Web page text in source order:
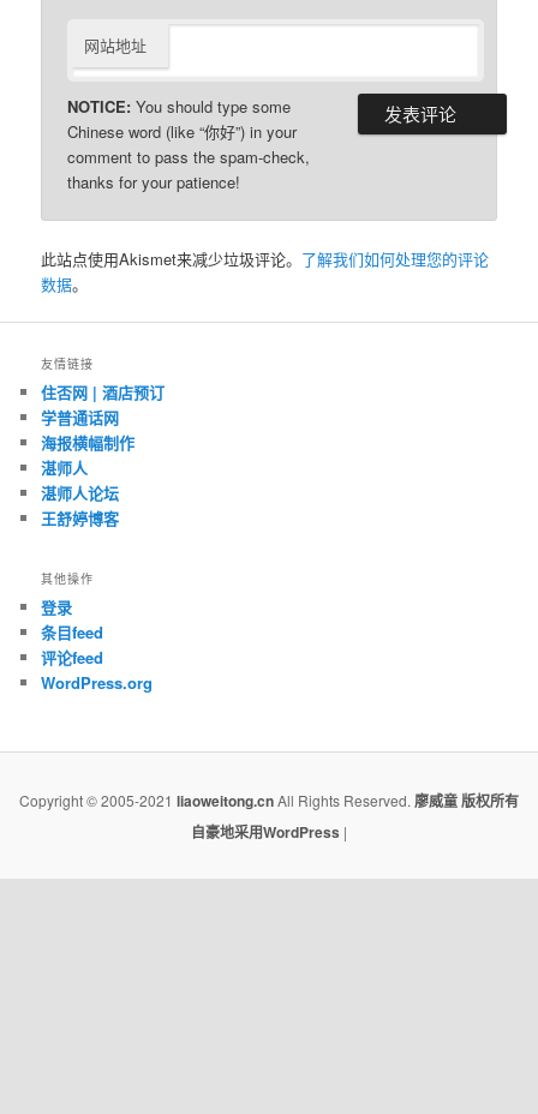
网站地址
NOTICE: You should type some
Chinese word (like “你好”) in your
comment to pass the spam-check,
thanks for your patience!
此站点使用Akismet来减少垃圾评论。 了解我们如何处理您的评论
数据。
友情链接
住否网 | 酒店预订
学普通话网
海报横幅制作
湛师人
湛师人论坛
王舒婷博客
其他操作
登录
条目feed
评论feed
WordPress.org
Copyright © 2005-2021 liaoweitong.cnAll Rights Reserved. 廖威童版权所有
自豪地采用WordPress |